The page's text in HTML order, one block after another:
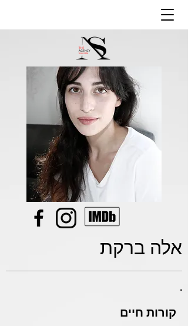
אלה ברקת
.
קורות חיים